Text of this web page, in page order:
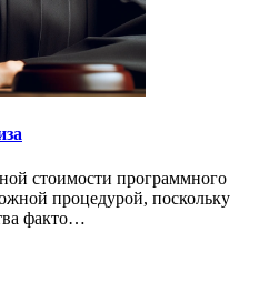
стоимости программного
процедурой, поскольку
факто…